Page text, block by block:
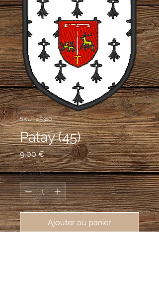
SKU : 45310
Patay (45)
9,00 €Prix
Quantité *
Ajouter au panier